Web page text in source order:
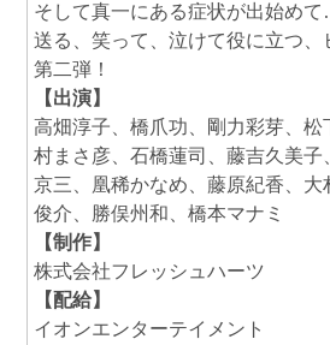
そして真一にある症状が出始め
送る、笑って、泣けて役に立つ、
第二弾！
【出演】
高畑淳子、橋爪功、剛力彩芽、
村まさ彦、石橋蓮司、藤吉久美子
京三、凰稀かなめ、藤原紀香、
俊介、勝俣州和、橋本マナミ
【制作】
株式会社フレッシュハーツ
【配給】
イオンエンターテイメント